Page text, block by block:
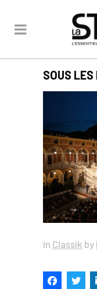
SOUS
in Classik by